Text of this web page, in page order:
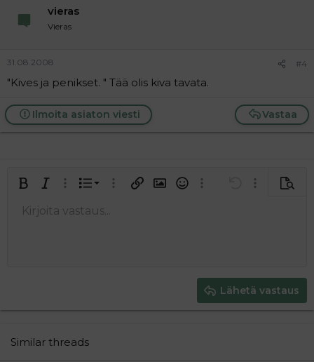
vieras
Vieras
31.08.2008 #4
"Kives ja penikset. " Tää olis kiva tavata.
Vastaa
Ilmoita asiaton viesti
LihavoituKursivoitu
Laajennettuun editoriin…
Lista
Järjestetty lista
Laajennettuun editoriin…
Lisää hyperlinkki
Lisää kuva
HymiötLaajennettuun
Kumoa
Fontin koko
9
26
Tekstiväri
KirjasintyyliArial
Yliviivaa
Tasaus Tasaa vasemmalle
Paragraph format
Normal
LainausLisää video/media
Lisää taulukko
Insert horizontal line
Tee uudelleen
BBCode-näkymä
Poista muotoilu
Luonnokset
Kirjoita vastaus...
Lähetä vastaus
Similar threads